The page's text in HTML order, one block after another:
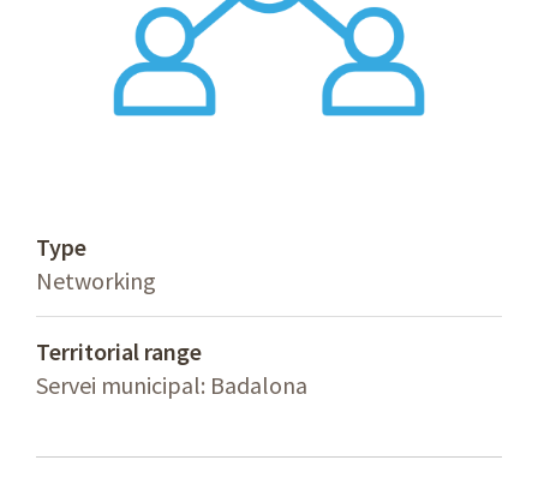
Type
Networking
Territorial range
Servei municipal: Badalona